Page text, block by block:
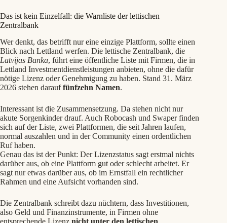
Das ist kein Einzelfall: die Warnliste der lettischen
Zentralbank
Wer denkt, das betrifft nur eine einzige Plattform, sollte einen
Blick nach Lettland werfen. Die lettische Zentralbank, die
Latvijas Banka, führt eine öffentliche Liste mit Firmen, die in
Lettland Investmentdienstleistungen anbieten, ohne die dafür
nötige Lizenz oder Genehmigung zu haben. Stand 31. März
2026 stehen darauffünfzehn Namen.
Interessant ist die Zusammensetzung. Da stehen nicht nur
akute Sorgenkinder drauf. Auch Robocash und Swaper finden
sich auf der Liste, zwei Plattformen, die seit Jahren laufen,
normal auszahlen und in der Community einen ordentlichen
Ruf haben.
Genau das ist der Punkt: Der Lizenzstatus sagt erstmal nichts
darüber aus, ob eine Plattform gut oder schlecht arbeitet. Er
sagt nur etwas darüber aus, ob im Ernstfall ein rechtlicher
Rahmen und eine Aufsicht vorhanden sind.
Die Zentralbank schreibt dazu nüchtern, dass Investitionen,
also Geld und Finanzinstrumente, in Firmen ohne